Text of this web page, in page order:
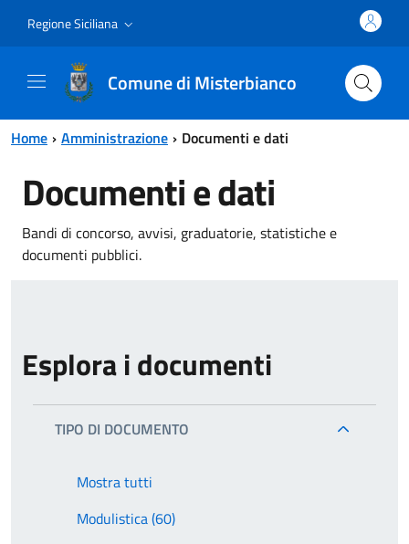
Regione Siciliana
Comune di Misterbianco
Home Amministrazione Documenti e dati
Documenti e dati
Bandi di concorso, avvisi, graduatorie, statistiche e
documenti pubblici.
Esplora i documenti
TIPO DI DOCUMENTO
Mostra tutti
Modulistica (60)